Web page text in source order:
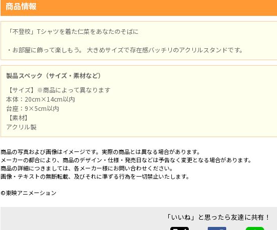
商品情報
「不登校」Tシャツを着た仁菜をあなたのそばに
・お部屋に飾って楽しもう。 大きめサイズで存在感バッチリのアクリルスタンドです。
製品スペック（サイズ・素材など）
【サイズ】※商品によって異なります
本体：20cm×14cm以内
台座：9×5cm以内
【素材】
アクリル製
商品の写真および画像はイメージです。実際の商品とは異なる場合があります。
メーカーの都合により、商品のデザイン・仕様・発売日などは予告なく変更となる場合があります。
商品の詳細につきましては、各メーカー様にお問い合わせください。
画像・テキストの無断転載、及びそれに準ずる行為を一切禁止いたします。
©東映アニメーション
「いいね」と思ったら友達に共有！